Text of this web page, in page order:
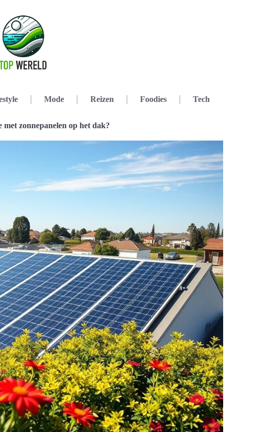
Mode Reizen Foodies Tech
met zonnepanelen op het dak?